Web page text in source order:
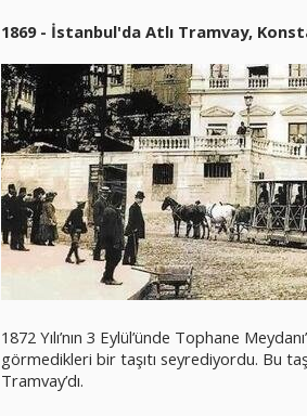
1869 - İstanbul'da Atlı Tramvay,
1872 Yılı’nın 3 Eylül’ünde Tophane
görmedikleri bir taşıtı seyrediyordu. Bu
Tramvay’dı.